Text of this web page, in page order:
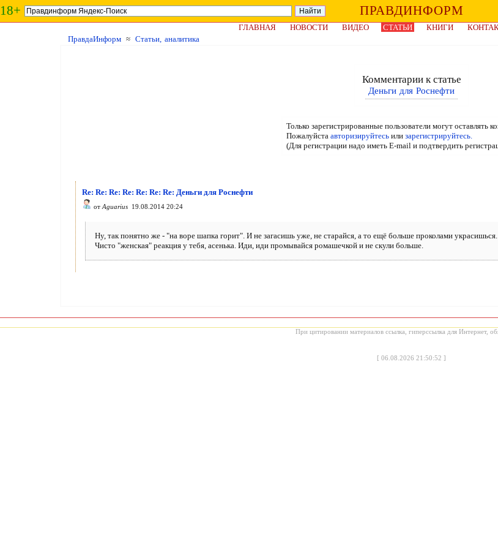
18+ ПРАВДИНФОРМ
ГЛАВНАЯ
НОВОСТИ ВИДЕО СТАТЬИ КНИГИ
ПравдаИнформ ≈ Статьи, аналитика
Комментарии к статье
Деньги для Роснефти
Только зарегистрированные пользователи могут оставлять
Пожалуйста авторизируйтесьили зарегистрируйтесь.
(Для регистрации надо иметь E-mail и подтвердить
Re: Re: Re: Re: Re: Re: Re: Деньги для Роснефти
от Aguarius 19.08.2014 20:24
Ну, так понятно же - "на воре шапка горит". И не загасишь уже, не старайся, а то ещё больше проколами украсишься.
Чисто "женская" реакция у тебя, асенька. Иди, иди промывайся ромашечкой и не скули больше.
При цитировании материалов ссылка, гиперссылка для Интернет,
[ 06.08.2026 21:50:52 ]